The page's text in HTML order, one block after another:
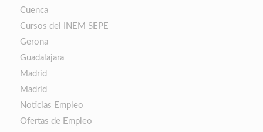
Cuenca
Cursos del INEM SEPE
Gerona
Guadalajara
Madrid
Madrid
Noticias Empleo
Ofertas de Empleo